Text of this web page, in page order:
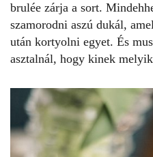
brulée zárja a sort.
szamorodni aszú dukál,
után kortyolni egyet. És m
asztalnál, hogy kinek